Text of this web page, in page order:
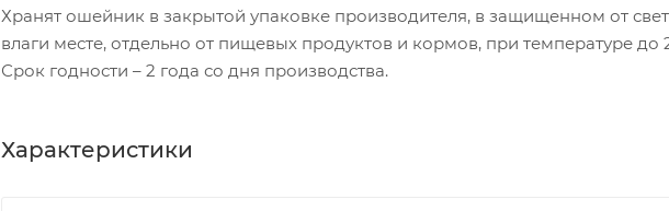
Хранят ошейник в закрытой упаковке производителя, в защищенном от
влаги месте, отдельно от пищевых продуктов и кормов, при температуре до
Срок годности – 2 года со дня производства.
Характеристики